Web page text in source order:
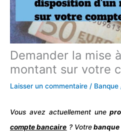
Demander la mise
montant sur votre
Laisser un commentaire / Banque
Vous avez actuellement une
compte bancaire ? Votrebanque